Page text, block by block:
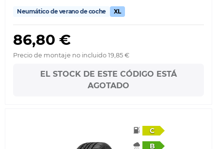
Neumático de verano de coche XL
86,80 €
Precio de montaje no incluido 19,85 €
EL STOCK DE ESTE CÓDIGO ESTÁ
AGOTADO
C
B